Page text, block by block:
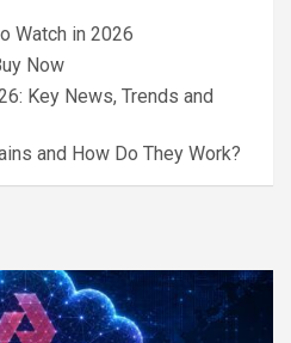
Watch in 2026
Now
Key News, Trends and
and How Do They Work?